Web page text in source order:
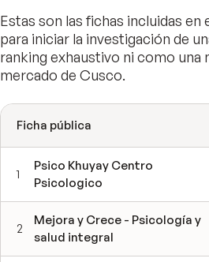
Estas son las fichas incluidas en
para iniciar la investigación de
ranking exhaustivo ni como una
mercado de Cusco.
Ficha pública
1
Psico Khuyay Centro
Psicologico
2
Mejora y Crece - Psicología y
salud integral